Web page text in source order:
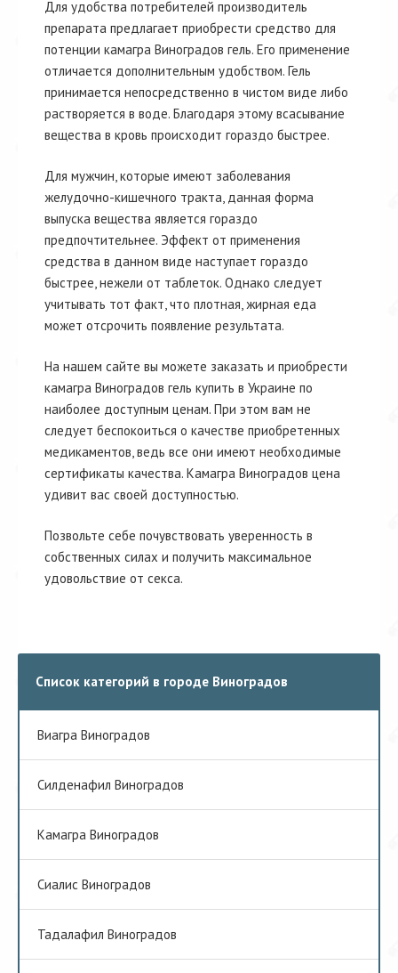
Для удобства потребителей производитель
препарата предлагает приобрести средство для
потенции камагра Виноградов гель. Его применение
отличается дополнительным удобством. Гель
принимается непосредственно в чистом виде либо
растворяется в воде. Благодаря этому всасывание
вещества в кровь происходит гораздо быстрее.
Для мужчин, которые имеют заболевания
желудочно-кишечного тракта, данная форма
выпуска вещества является гораздо
предпочтительнее. Эффект от применения
средства в данном виде наступает гораздо
быстрее, нежели от таблеток. Однако следует
учитывать тот факт, что плотная, жирная еда
может отсрочить появление результата.
На нашем сайте вы можете заказать и приобрести
камагра Виноградов гель купить в Украине по
наиболее доступным ценам. При этом вам не
следует беспокоиться о качестве приобретенных
медикаментов, ведь все они имеют необходимые
сертификаты качества. Камагра Виноградов цена
удивит вас своей доступностью.
Позвольте себе почувствовать уверенность в
собственных силах и получить максимальное
удовольствие от секса.
Список категорий в городе Виноградов
Виагра Виноградов
Cилденафил Виноградов
Камагра Виноградов
Сиалис Виноградов
Тадалафил Виноградов